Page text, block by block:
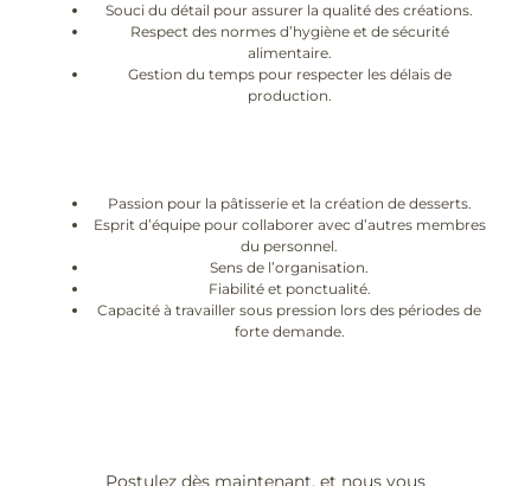
Souci du détail pour assurer la qualité des créations.
Respect des normes d’hygiène et de sécurité
alimentaire.
Gestion du temps pour respecter les délais de
production.
Passion pour la pâtisserie et la création de desserts.
Esprit d’équipe pour collaborer avec d’autres membres
du personnel.
Sens de l’organisation.
Fiabilité et ponctualité.
Capacité à travailler sous pression lors des périodes de
forte demande.
Postulez dès maintenant, et nous vous